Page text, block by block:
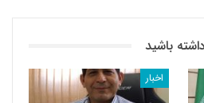
باشید
اخبار